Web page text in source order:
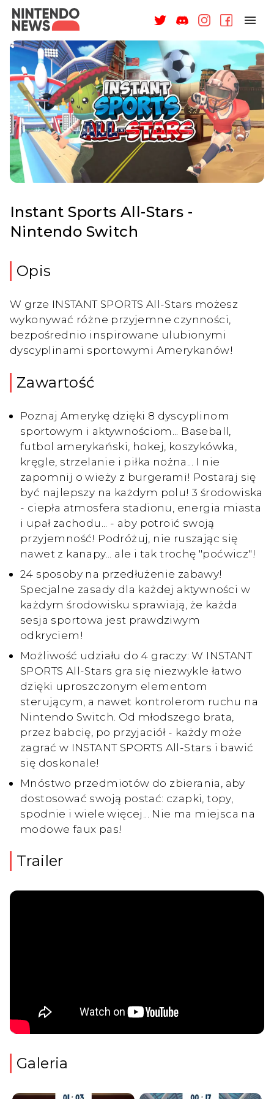
NAGRODY
NEWSY
RECENZJE
ARTYKUŁY
WSPARCIE
ZALOGUJ
Instant Sports All-Stars -
Nintendo Switch
Opis
W grze INSTANT SPORTS All-Stars możesz
wykonywać różne przyjemne czynności,
bezpośrednio inspirowane ulubionymi
dyscyplinami sportowymi Amerykanów!
Zawartość
Poznaj Amerykę dzięki 8 dyscyplinom
sportowym i aktywnościom... Baseball,
futbol amerykański, hokej, koszykówka,
kręgle, strzelanie i piłka nożna... I nie
zapomnij o wieży z burgerami! Postaraj się
być najlepszy na każdym polu! 3 środowiska
- ciepła atmosfera stadionu, energia miasta
i upał zachodu... - aby potroić swoją
przyjemność! Podróżuj, nie ruszając się
nawet z kanapy... ale i tak trochę "poćwicz"!
24 sposoby na przedłużenie zabawy!
Specjalne zasady dla każdej aktywności w
każdym środowisku sprawiają, że każda
sesja sportowa jest prawdziwym
odkryciem!
Możliwość udziału do 4 graczy: W INSTANT
SPORTS All-Stars gra się niezwykle łatwo
dzięki uproszczonym elementom
sterującym, a nawet kontrolerom ruchu na
Nintendo Switch. Od młodszego brata,
przez babcię, po przyjaciół - każdy może
zagrać w INSTANT SPORTS All-Stars i bawić
się doskonale!
Mnóstwo przedmiotów do zbierania, aby
dostosować swoją postać: czapki, topy,
spodnie i wiele więcej... Nie ma miejsca na
modowe faux pas!
Trailer
Galeria